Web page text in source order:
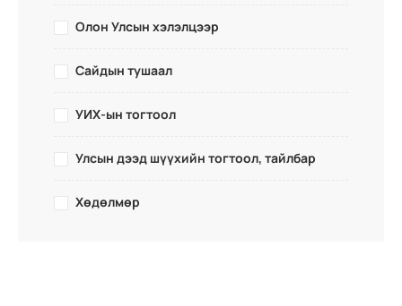
Олон Улсын хэлэлцээр
Сайдын тушаал
УИХ-ын тогтоол
Улсын дээд шүүхийн тогтоол, тайлбар
Хөдөлмөр